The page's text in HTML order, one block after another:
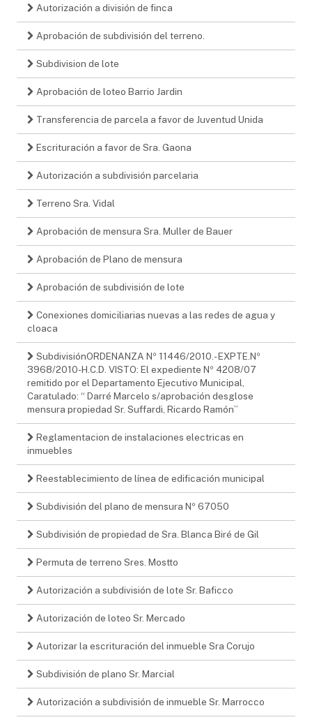
Autorización a división de finca
Aprobación de subdivisión del terreno.
Subdivision de lote
Aprobación de loteo Barrio Jardin
Transferencia de parcela a favor de Juventud Unida
Escrituración a favor de Sra. Gaona
Autorización a subdivisión parcelaria
Terreno Sra. Vidal
Aprobación de mensura Sra. Muller de Bauer
Aprobación de Plano de mensura
Aprobación de subdivisión de lote
Conexiones domiciliarias nuevas a las redes de agua y
cloaca
SubdivisiónORDENANZA Nº 11446/2010.- EXPTE.Nº
3968/2010-H.C.D. VISTO: El expediente Nº 4208/07
remitido por el Departamento Ejecutivo Municipal,
Caratulado: “ Darré Marcelo s/aprobación desglose
mensura propiedad Sr. Suffardi, Ricardo Ramón”
Reglamentacion de instalaciones electricas en
inmuebles
Reestablecimiento de línea de edificación municipal
Subdivisión del plano de mensura Nº 67050
Subdivisión de propiedad de Sra. Blanca Biré de Gil
Permuta de terreno Sres. Mostto
Autorización a subdivisión de lote Sr. Baficco
Autorización de loteo Sr. Mercado
Autorizar la escrituración del inmueble Sra Corujo
Subdivisión de plano Sr. Marcial
Autorización a subdivisión de inmueble Sr. Marrocco